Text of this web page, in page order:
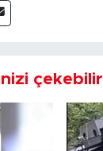
çekebilir